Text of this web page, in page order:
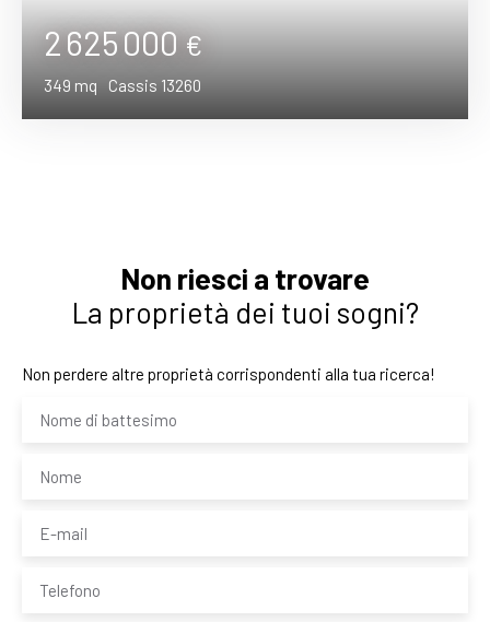
2 625 000€
349 mq Cassis 13260
Non riesci a trovare
La proprietà dei tuoi sogni?
Non perdere altre proprietà corrispondenti alla tua ricerca!
Nome di battesimo
Nome
E-mail
Telefono